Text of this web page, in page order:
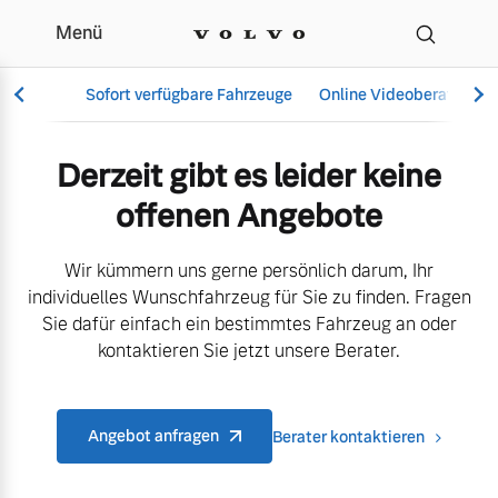
Aktuelle Angebote &
Menü
Sofort verfügbare Fahrzeuge Online Videoberatung
Vollelektrisch
6 Modelle
Derzeit gibt es leider keine
offenen Angebote
Wir kümmern uns gerne persönlich darum, Ihr
individuelles Wunschfahrzeug für Sie zu finden. Fragen
Sie dafür einfach ein bestimmtes Fahrzeug an oder
kontaktieren Sie jetzt unsere Berater.
Angebot anfragen Berater kontaktieren